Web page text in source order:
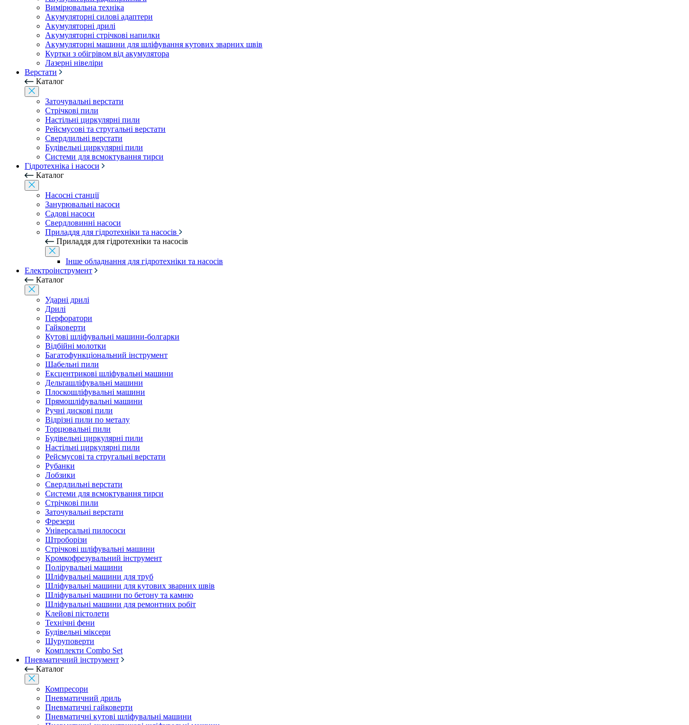
Вимірювальна техніка
Акумуляторні силові адаптери
Акумуляторні дрилі
Акумуляторні стрічкові напилки
Акумуляторні машини для шліфування кутових зварних швів
Куртки з обігрівом від акумулятора
Лазерні нівеліри
Верстати
Каталог
Заточувальні верстати
Стрічкові пили
Настільні циркулярні пили
Рейсмусові та стругальні верстати
Свердлильні верстати
Будівельні циркулярні пили
Системи для всмоктування тирси
Гідротехніка і насоси
Каталог
Насосні станції
Занурювальні насоси
Садові насоси
Свердловинні насоси
Приладдя для гідротехніки та насосів
Приладдя для гідротехніки та насосів
Інше обладнання для гідротехніки та насосів
Електроінструмент
Каталог
Ударні дрилі
Дрилі
Перфоратори
Гайковерти
Кутові шліфувальні машини-болгарки
Відбійні молотки
Багатофункціональний інструмент
Шабельні пили
Ексцентрикові шліфувальні машини
Дельташліфувальні машини
Плоскошліфувальні машини
Прямошліфувальні машини
Ручні дискові пили
Відрізні пили по металу
Торцювальні пили
Будівельні циркулярні пили
Настільні циркулярні пили
Рейсмусові та стругальні верстати
Рубанки
Лобзики
Свердлильні верстати
Системи для всмоктування тирси
Стрічкові пили
Заточувальні верстати
Фрезери
Універсальні пилососи
Штроборізи
Стрічкові шліфувальні машини
Кромкофрезувальний інструмент
Полірувальні машини
Шліфувальні машини для труб
Шліфувальні машини для кутових зварних швів
Шліфувальні машини по бетону та камню
Шліфувальні машини для ремонтних робіт
Клейові пістолети
Технічні фени
Будівельні міксери
Шуруповерти
Комплекти Combo Set
Пневматичний інструмент
Каталог
Компресори
Пневматичний дриль
Пневматичні гайковерти
Пневматичні кутові шліфувальні машини